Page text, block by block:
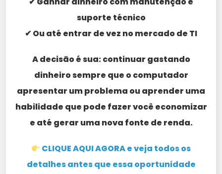
suporte técnico
✔ Ou até entrar de vez no mercado de TI
A decisão é sua: continuar gastando
dinheiro sempre que o computador
apresentar um problema ou aprender uma
habilidade que pode fazer você economizar
e até gerar uma nova fonte de renda.
CLIQUE AQUI AGORA e veja todos os
detalhes antes que essa oportunidade